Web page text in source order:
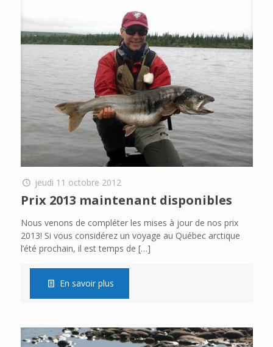
jeudi 11 octobre 2012
Prix 2013 maintenant disponibles
Nous venons de compléter les mises à jour de nos prix
2013! Si vous considérez un voyage au Québec arctique
l’été prochain, il est temps de […]
En savoir plus